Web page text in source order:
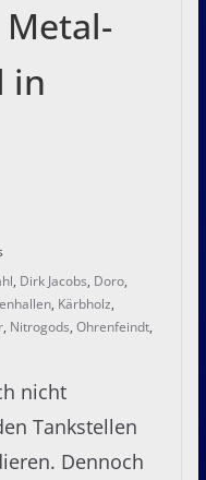
Metal-
in
, Dirk Jacobs, Doro,
, Kärbholz,
, Nitrogods, Ohrenfeindt,
nicht
Tankstellen
Dennoch